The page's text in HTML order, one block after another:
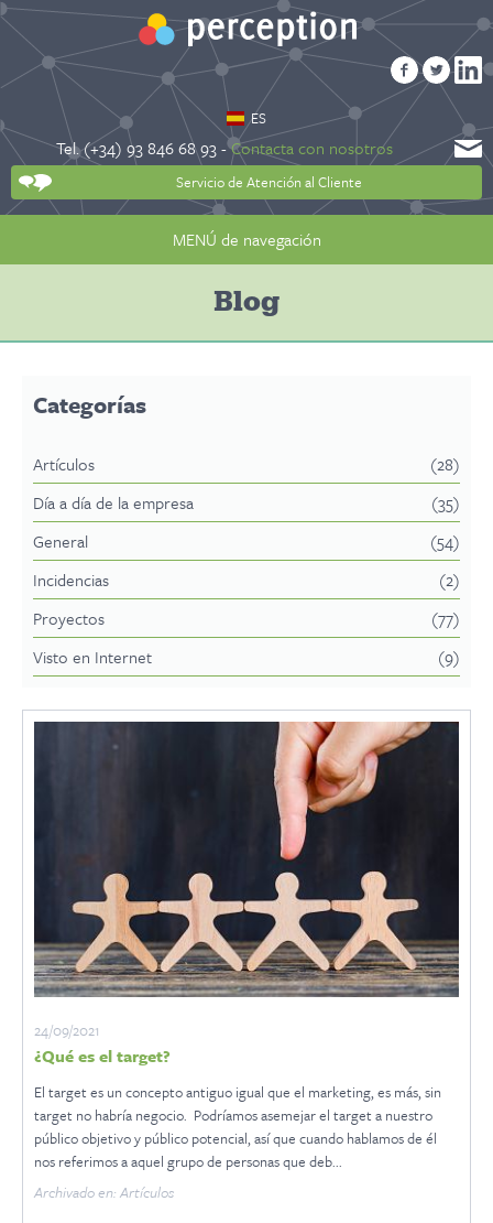
ES
Tel. (+34) 93 846 68 93 -Contacta con nosotros
Servicio de Atención al Cliente
MENÚ de navegación
Blog
Categorías
Artículos
(28)
Día a día de la empresa
(35)
General
(54)
Incidencias
(2)
Proyectos
(77)
Visto en Internet
(9)
24/09/2021
¿Qué es el target?
El target es un concepto antiguo igual que el marketing, es más, sin
target no habría negocio. Podríamos asemejar el target a nuestro
público objetivo y público potencial, así que cuando hablamos de él
nos referimos a aquel grupo de personas que deb...
Archivado en: Artículos